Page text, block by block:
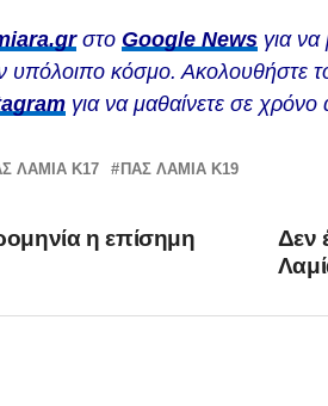
στο Google News για
υπόλοιπο κόσμο. Ακολουθήστε
για να μαθαίνετε σε χρόνο
ΛΑΜΙΑ Κ17 ΠΑΣ ΛΑΜΙΑ Κ19
Δεν
η επίσημη